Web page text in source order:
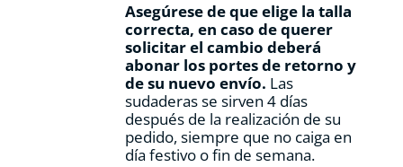
Asegúrese de que elige la talla
correcta, en caso de querer
solicitar el cambio deberá
abonar los portes de retorno y
de su nuevo envío. Las
sudaderas se sirven 4 días
después de la realización de su
pedido, siempre que no caiga en
día festivo o fin de semana.